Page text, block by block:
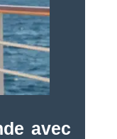
avec